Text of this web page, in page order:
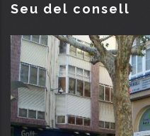
Seu del consell